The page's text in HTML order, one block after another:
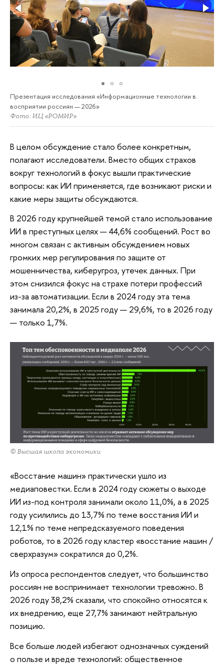
Презентация исследования «Информационные технологии в
восприятии россиян — 2026»
Фото: ИЦ «РОМИР»
В целом обсуждение стало более конкретным,
полагают исследователи. Вместо общих страхов
вокруг технологий в фокус вышли практические
вопросы: как ИИ применяется, где возникают риски и
какие меры защиты обсуждаются.
В 2026 году крупнейшей темой стало использование
ИИ в преступных целях — 44,6% сообщений. Рост во
многом связан с активным обсуждением новых
громких мер регулирования по защите от
мошенничества, киберугроз, утечек данных. При
этом снизился фокус на страхе потери профессий
из-за автоматизации. Если в 2024 году эта тема
занимала 20,2%, в 2025 году — 29,6%, то в 2026 году
— только 1,7%.
© Высшая школа экономики
«Восстание машин» практически ушло из
медиаповестки. Если в 2024 году сюжеты о выходе
ИИ из-под контроля занимали около 11,0%, а в 2025
году усилились до 13,7% по теме восстания ИИ и
12,1% по теме непредсказуемого поведения
роботов, то в 2026 году кластер «восстание машин /
сверхразум» сократился до 0,2%.
Из опроса респондентов следует, что большинство
россиян не воспринимает технологии тревожно. В
2026 году 38,2% сказали, что спокойно относятся к
их внедрению, еще 27,7% занимают нейтральную
позицию.
Все больше людей избегают однозначных суждений
о пользе и вреде технологий: общественное